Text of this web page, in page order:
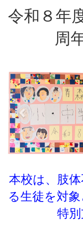
令和８年
周
p
r
e
v
i
o
u
本校は、肢
る生徒を対
特